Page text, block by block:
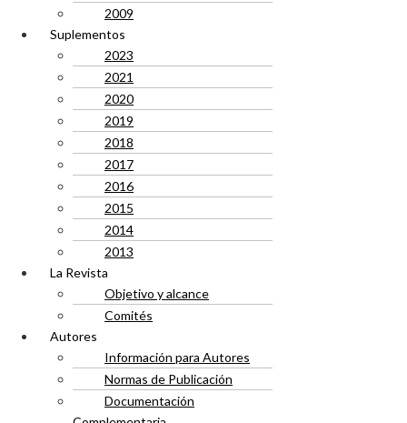
2009
Suplementos
2023
2021
2020
2019
2018
2017
2016
2015
2014
2013
La Revista
Objetivo y alcance
Comités
Autores
Información para Autores
Normas de Publicación
Documentación